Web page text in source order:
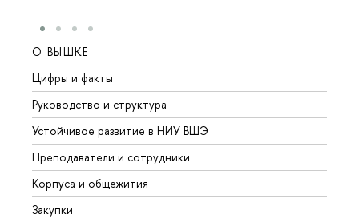
О ВЫШКЕ
Цифры и факты
Руководство и структура
Устойчивое развитие в НИУ ВШЭ
Преподаватели и сотрудники
Корпуса и общежития
Закупки